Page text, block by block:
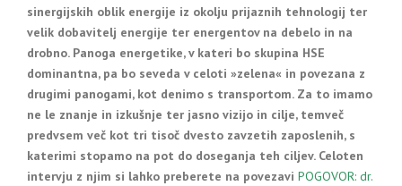
sinergijskih oblik energije iz okolju prijaznih tehnologij ter
velik dobavitelj energije ter energentov na debelo in na
drobno. Panoga energetike, v kateri bo skupina HSE
dominantna, pa bo seveda v celoti »zelena« in povezana z
drugimi panogami, kot denimo s transportom. Za to imamo
ne le znanje in izkušnje ter jasno vizijo in cilje, temveč
predvsem več kot tri tisoč dvesto zavzetih zaposlenih, s
katerimi stopamo na pot do doseganja teh ciljev. Celoten
intervju z njim si lahko preberete na povezavi POGOVOR: dr.